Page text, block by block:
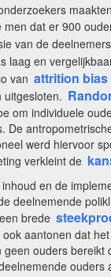
dat er 900
van de
laag en
van attrition bias
uitgesloten.
om individuele
werd hiervoor
verkleint de
en de
deelnemende
brede
aantonen dat
ouders